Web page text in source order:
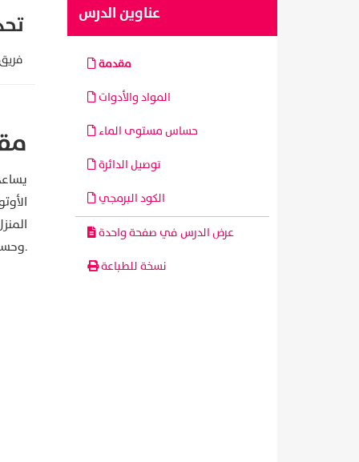
عناوين الدرس
مقدمة
المواد والأدوات
حساس مستوى الماء
توصيل الدائرة
الكود البرمجي
عرض الدرس في صفحة واحدة
نسخة للطباعة
وحساس مستوى الماء.